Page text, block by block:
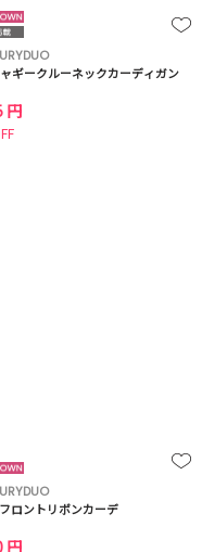
ギークルーネックカーディガン
円
ロントリボンカーデ
円